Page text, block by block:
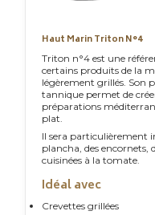
Haut Marin Triton N°4
Triton n°4 est une
certains produits de la
légèrement grillés. Son
tannique permet de
préparations
plat.
Il sera particulièrement
plancha, des encornets,
cuisinées à la tomate.
Idéal avec
Crevettes grillées